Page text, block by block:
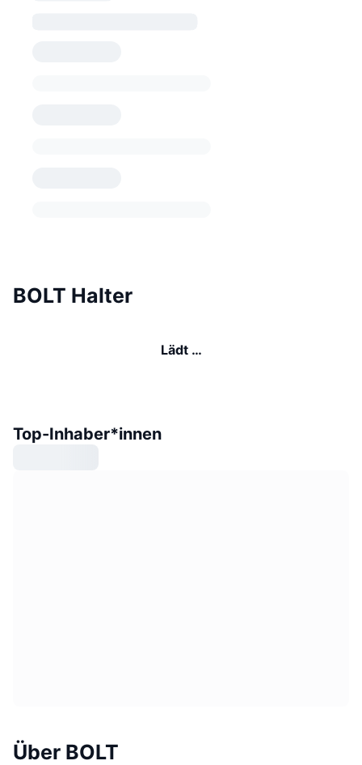
BOLT Halter
Lädt …
Top-Inhaber*innen
Über BOLT